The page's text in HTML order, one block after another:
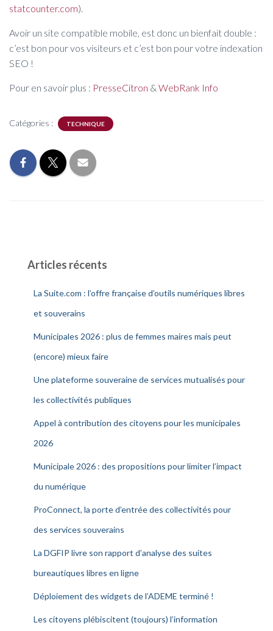
statcounter.com).
Avoir un site compatible mobile, est donc un bienfait double :
c’est bon pour vos visiteurs et c’est bon pour votre indexation
SEO !
Pour en savoir plus : PresseCitron & WebRank Info
Catégories : TECHNIQUE
Articles récents
La Suite.com : l’offre française d’outils numériques libres
et souverains
Municipales 2026 : plus de femmes maires mais peut
(encore) mieux faire
Une plateforme souveraine de services mutualisés pour
les collectivités publiques
Appel à contribution des citoyens pour les municipales
2026
Municipale 2026 : des propositions pour limiter l’impact
du numérique
ProConnect, la porte d’entrée des collectivités pour
des services souverains
La DGFIP livre son rapport d’analyse des suites
bureautiques libres en ligne
Déploiement des widgets de l’ADEME terminé !
Les citoyens plébiscitent (toujours) l’information